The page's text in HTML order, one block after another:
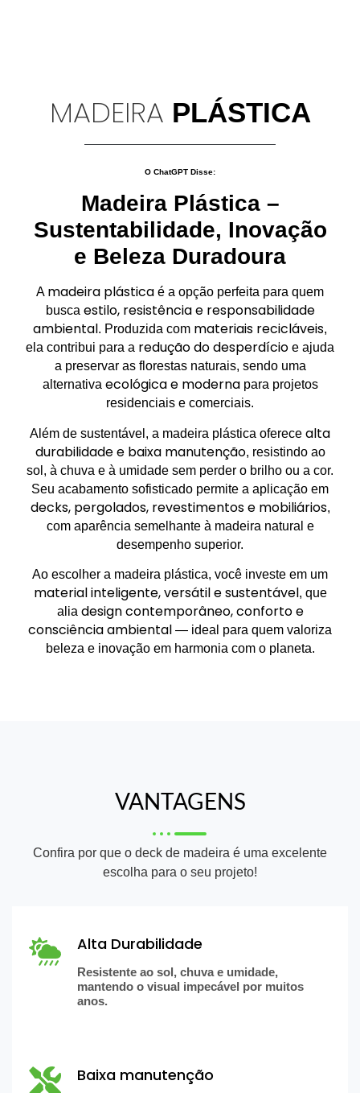
MADEIRA PLÁSTICA
O ChatGPT Disse:
Madeira Plástica –
Sustentabilidade, Inovação
e Beleza Duradoura
A madeira plástica é a opção perfeita para quem
busca estilo, resistência e responsabilidade
ambiental. Produzida com materiais recicláveis,
ela contribui para a redução do desperdício e ajuda
a preservar as florestas naturais, sendo uma
alternativa ecológica e modernapara projetos
residenciais e comerciais.
Além de sustentável, a madeira plástica oferece alta
durabilidade e baixa manutenção, resistindo ao
sol, à chuva e à umidade sem perder o brilho ou a cor.
Seu acabamento sofisticado permite a aplicação em
decks, pergolados, revestimentos e mobiliários,
com aparência semelhante à madeira natural e
desempenho superior.
Ao escolher a madeira plástica, você investe em um
material inteligente, versátil e sustentável, que
alia design contemporâneo, conforto e
consciência ambiental — ideal para quem valoriza
beleza e inovação em harmonia com o planeta.
VANTAGENS
Confira por que o deck de madeira é uma excelente
escolha para o seu projeto!
Alta Durabilidade
Resistente ao sol, chuva e umidade,
mantendo o visual impecável por muitos
anos.
Baixa manutenção